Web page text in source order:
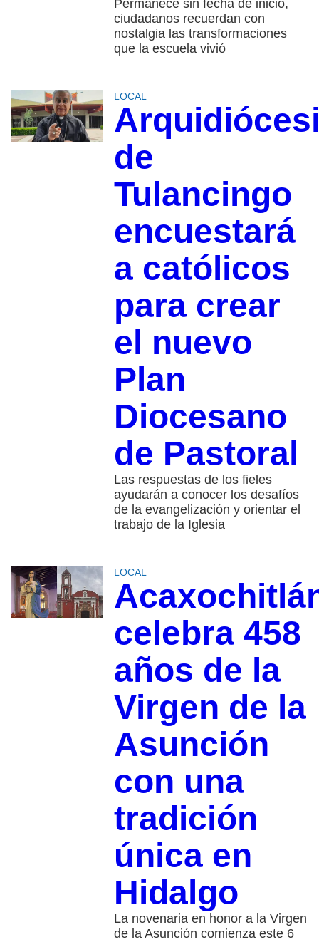
Permanece sin fecha de inicio,
ciudadanos recuerdan con
nostalgia las transformaciones
que la escuela vivió
LOCAL
de
Tulancingo
encuestará
a católicos
para crear
el nuevo
Plan
Diocesano
de Pastoral
Las respuestas de los fieles
ayudarán a conocer los desafíos
de la evangelización y orientar el
trabajo de la Iglesia
LOCAL
celebra 458
años de la
Virgen de la
Asunción
con una
tradición
única en
Hidalgo
La novenaria en honor a la Virgen
de la Asunción comienza este 6